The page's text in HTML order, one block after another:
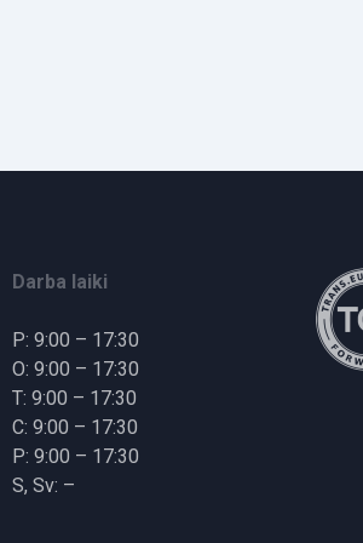
Darba laiki
P: 9:00 – 17:30
O: 9:00 – 17:30
T: 9:00 – 17:30
C: 9:00 – 17:30
P: 9:00 – 17:30
S, Sv: –